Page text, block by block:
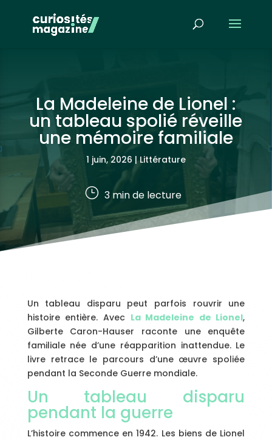
La Madeleine de Lionel :
un tableau spolié réveille
une mémoire familiale
1 juin, 2026 |Littérature
} 3min de lecture
Un tableau disparu peut parfois rouvrir une
histoire entière. Avec La Madeleine de Lionel,
Gilberte Caron-Hauser raconte une enquête
familiale née d’une réapparition inattendue. Le
livre retrace le parcours d’une œuvre spoliée
pendant la Seconde Guerre mondiale.
Un tableau disparu
pendant la guerre
L’histoire commence en 1942. Les biens de Lionel